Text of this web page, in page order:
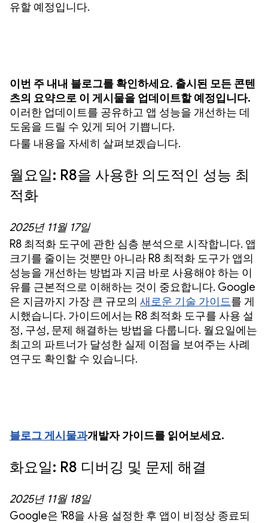
유할 예정입니다.
이번 주 내내 블로그를 확인하세요. 출시된 모든 콘텐
츠의 요약으로 이 게시물을 업데이트할 예정입니다.
이러한 업데이트를 공유하고 앱 성능을 개선하는 데
도움을 드릴 수 있게 되어 기쁩니다.
다룰 내용을 자세히 살펴보겠습니다.
월요일: R8을 사용한 의도적인 성능 최
적화
2025년 11월 17일
R8 최적화 도구에 관한 심층 분석으로 시작합니다. 앱
크기를 줄이는 것뿐만 아니라 R8 최적화 도구가 앱의
성능을 개선하는 방법과 지금 바로 사용해야 하는 이
유를 근본적으로 이해하는 것이 중요합니다. Google
은 지금까지 가장 큰 규모의 새로운 기술 가이드를 게
시했습니다. 가이드에서는 R8 최적화 도구를 사용 설
정, 구성, 문제 해결하는 방법을 다룹니다. 월요일에는
최고의 파트너가 달성한 실제 이점을 보여주는 사례
연구도 확인할 수 있습니다.
블로그 게시물과개발자 가이드를 읽어보세요.
화요일: R8 디버깅 및 문제 해결
2025년 11월 18일
Google은 'R8을 사용 설정한 후 앱이 비정상 종료되